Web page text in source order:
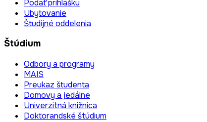
Podať prihlášku
Ubytovanie
Študijné oddelenia
Štúdium
Odbory a programy
MAIS
Preukaz študenta
Domovy a jedálne
Univerzitná knižnica
Doktorandské štúdium